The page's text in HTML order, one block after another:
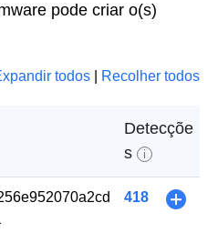
pode criar o(s)
todos Recolher todos
Detecçõe
s
i
418 +